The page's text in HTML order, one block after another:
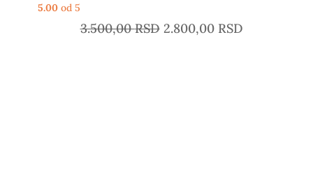
5.00od 5
3.500,00RSD 2.800,00 RSD